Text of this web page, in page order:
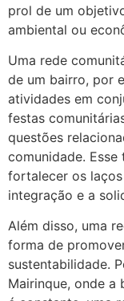
prol de um
ambiental ou
Uma rede
de um bairro, por
atividades em
festas
questões
comunidade.
fortalecer os
integração e a
Além disso, uma
forma de
sustentabilidade.
Mairinque, onde a